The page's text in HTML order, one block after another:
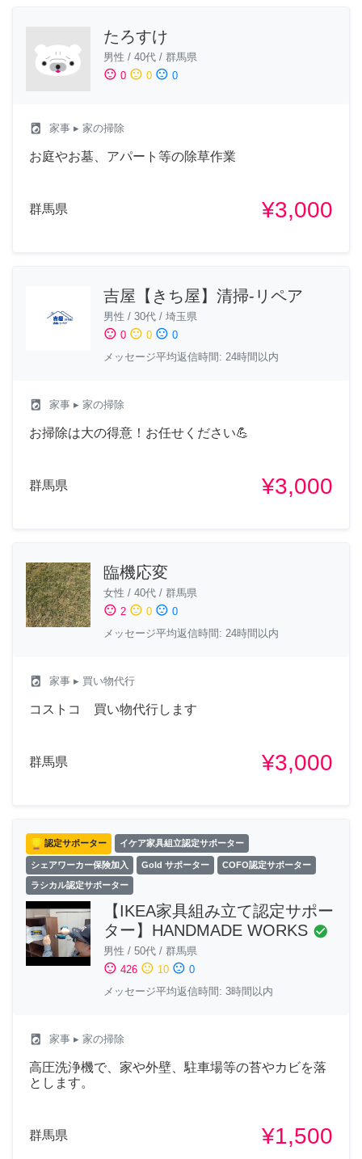
たろすけ
男性 / 40代 / 群馬県
sentiment_satisfied 0 sentiment_neutral 0 sentiment_dissatisfied 0
local_laundry_service 家事 ▸ 家の掃除
お庭やお墓、アパート等の除草作業
群馬県 ¥3,000
吉屋【きち屋】清掃-リペア
男性 / 30代 / 埼玉県
sentiment_satisfied 0 sentiment_neutral 0 sentiment_dissatisfied 0
メッセージ平均返信時間: 24時間以内
local_laundry_service 家事 ▸ 家の掃除
お掃除は大の得意！お任せください💪
群馬県 ¥3,000
臨機応変
女性 / 40代 / 群馬県
sentiment_satisfied 2 sentiment_neutral 0 sentiment_dissatisfied 0
メッセージ平均返信時間: 24時間以内
local_laundry_service 家事 ▸ 買い物代行
コストコ 買い物代行します
群馬県 ¥3,000
認定サポーター イケア家具組立認定サポーター
シェアワーカー保険加入 Gold サポーター COFO認定サポーター
ラシカル認定サポーター
【IKEA家具組み立て認定サポー
ター】HANDMADE WORKS check_circle
男性 / 50代 / 群馬県
sentiment_satisfied 426 sentiment_neutral 10 sentiment_dissatisfied 0
メッセージ平均返信時間: 3時間以内
local_laundry_service 家事 ▸ 家の掃除
高圧洗浄機で、家や外壁、駐車場等の苔やカビを落
とします。
群馬県 ¥1,500